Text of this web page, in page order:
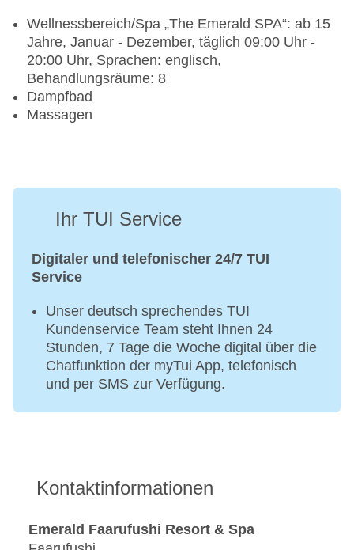
Wellnessbereich/Spa „The Emerald SPA“: ab 15
Jahre, Januar - Dezember, täglich 09:00 Uhr -
20:00 Uhr, Sprachen: englisch,
Behandlungsräume: 8
Dampfbad
Massagen
Ihr TUI Service
Digitaler und telefonischer 24/7 TUI
Service
Unser deutsch sprechendes TUI
Kundenservice Team steht Ihnen 24
Stunden, 7 Tage die Woche digital über die
Chatfunktion der myTui App, telefonisch
und per SMS zur Verfügung.
Kontaktinformationen
Emerald Faarufushi Resort & Spa